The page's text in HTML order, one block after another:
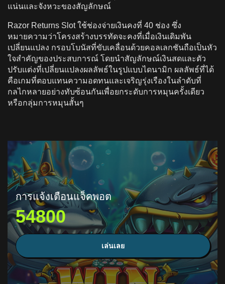
แน่นและจังหวะของสัญลักษณ์
Razor Returns Slot ใช้ช่องจ่ายเงินคงที่ 40 ช่อง ซึ่ง
หมายความว่าโครงสร้างบรรทัดจะคงที่เมื่อเงินเดิมพัน
เปลี่ยนแปลง กรอบโบนัสที่ขับเคลื่อนด้วยคอลเลกชันถือเป็นหัว
ใจสําคัญของประสบการณ์ โดยนําสัญลักษณ์เงินสดและตัว
ปรับแต่งที่เปลี่ยนแปลงผลลัพธ์ในรูปแบบไดนามิก ผลลัพธ์ที่ได้
คือเกมที่ตอบแทนความอดทนและเจริญรุ่งเรืองในลําดับที่
กลไกหลายอย่างทับซ้อนกันเพื่อยกระดับการหมุนครั้งเดียว
หรือกลุ่มการหมุนสั้นๆ
การแจ้งเตือนแจ็คพอต
54800
เล่นเลย